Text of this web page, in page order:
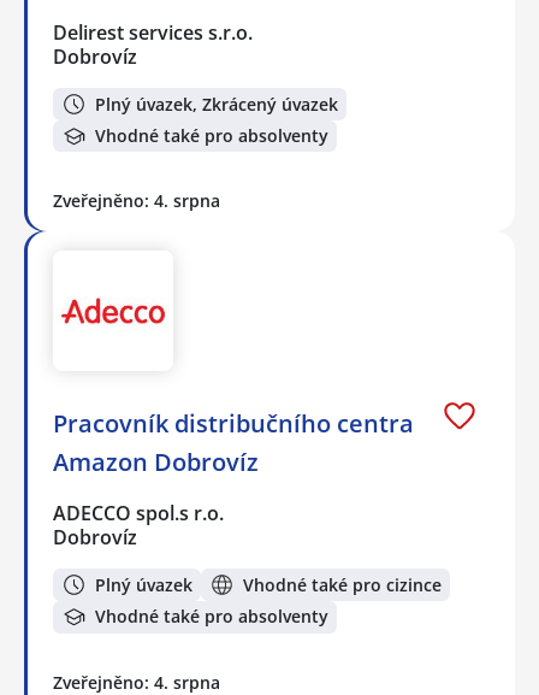
Delirest services s.r.o.
Dobrovíz
Plný úvazek, Zkrácený úvazek
Vhodné také pro absolventy
Zveřejněno: 4. srpna
Pracovník distribučního centra
Amazon Dobrovíz
ADECCO spol.s r.o.
Dobrovíz
Plný úvazek
Vhodné také pro cizince
Vhodné také pro absolventy
Zveřejněno: 4. srpna